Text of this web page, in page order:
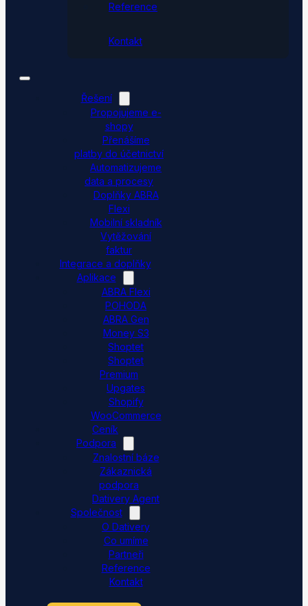
Reference
Kontakt
Řešení
Propojujeme e-
shopy
Přenášíme
platby do účetnictví
Automatizujeme
data a procesy
Doplňky ABRA
Flexi
Mobilní skladník
Vytěžování
faktur
Integrace a doplňky
Aplikace
ABRA Flexi
POHODA
ABRA Gen
Money S3
Shoptet
Shoptet
Premium
Upgates
Shopify
WooCommerce
Ceník
Podpora
Znalostní báze
Zákaznická
podpora
Dativery Agent
Společnost
O Dativery
Co umíme
Partneři
Reference
Kontakt